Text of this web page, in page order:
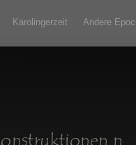
Karolingerzeit Andere